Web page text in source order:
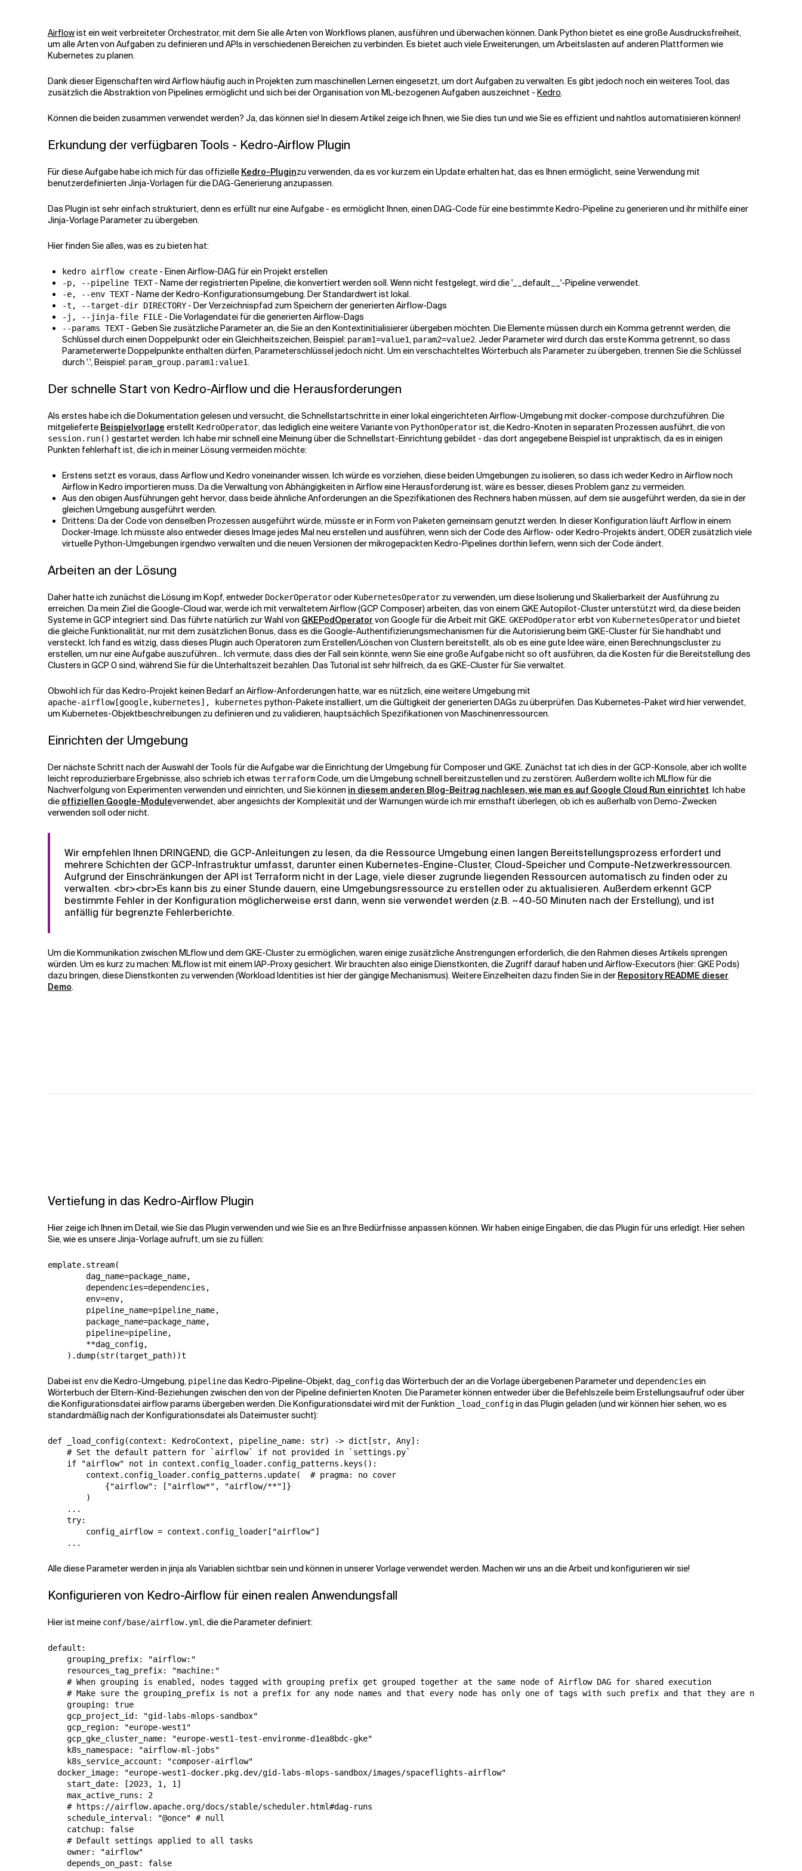
Airflowist ein weit verbreiteter Orchestrator, mit dem Sie alle Arten von Workflows planen, ausführen und überwachen können. Dank Python bietet es eine große Ausdrucksfreiheit,
um alle Arten von Aufgaben zu definieren und APIs in verschiedenen Bereichen zu verbinden. Es bietet auch viele Erweiterungen, um Arbeitslasten auf anderen Plattformen wie
Kubernetes zu planen.
Dank dieser Eigenschaften wird Airflow häufig auch in Projekten zum maschinellen Lernen eingesetzt, um dort Aufgaben zu verwalten. Es gibt jedoch noch ein weiteres Tool, das
zusätzlich die Abstraktion von Pipelines ermöglicht und sich bei der Organisation von ML-bezogenen Aufgaben auszeichnet - Kedro.
Können die beiden zusammen verwendet werden? Ja, das können sie! In diesem Artikel zeige ich Ihnen, wie Sie dies tun und wie Sie es effizient und nahtlos automatisieren können!
Erkundung der verfügbaren Tools - Kedro-Airflow Plugin
Für diese Aufgabe habe ich mich für das offizielle Kedro-Pluginzu verwenden, da es vor kurzem ein Update erhalten hat, das es Ihnen ermöglicht, seine Verwendung mit
benutzerdefinierten Jinja-Vorlagen für die DAG-Generierung anzupassen.
Das Plugin ist sehr einfach strukturiert, denn es erfüllt nur eine Aufgabe - es ermöglicht Ihnen, einen DAG-Code für eine bestimmte Kedro-Pipeline zu generieren und ihr mithilfe einer
Jinja-Vorlage Parameter zu übergeben.
Hier finden Sie alles, was es zu bieten hat:
kedro airflow create - Einen Airflow-DAG für ein Projekt erstellen
-p, --pipeline TEXT- Name der registrierten Pipeline, die konvertiert werden soll. Wenn nicht festgelegt, wird die '__default__'-Pipeline verwendet.
-e, --env TEXT- Name der Kedro-Konfigurationsumgebung. Der Standardwert ist lokal.
-t, --target-dir DIRECTORY - Der Verzeichnispfad zum Speichern der generierten Airflow-Dags
-j, --jinja-file FILE - Die Vorlagendatei für die generierten Airflow-Dags
--params TEXT- Geben Sie zusätzliche Parameter an, die Sie an den Kontextinitialisierer übergeben möchten. Die Elemente müssen durch ein Komma getrennt werden, die
Schlüssel durch einen Doppelpunkt oder ein Gleichheitszeichen, Beispiel: param1=value1, param2=value2. Jeder Parameter wird durch das erste Komma getrennt, so dass
Parameterwerte Doppelpunkte enthalten dürfen, Parameterschlüssel jedoch nicht. Um ein verschachteltes Wörterbuch als Parameter zu übergeben, trennen Sie die Schlüssel
durch '.', Beispiel: param_group.param1:value1.
Der schnelle Start von Kedro-Airflow und die Herausforderungen
Als erstes habe ich die Dokumentation gelesen und versucht, die Schnellstartschritte in einer lokal eingerichteten Airflow-Umgebung mit docker-compose durchzuführen. Die
mitgelieferte Beispielvorlage erstellt KedroOperator, das lediglich eine weitere Variante von PythonOperatorist, die Kedro-Knoten in separaten Prozessen ausführt, die von
session.run() gestartet werden. Ich habe mir schnell eine Meinung über die Schnellstart-Einrichtung gebildet - das dort angegebene Beispiel ist unpraktisch, da es in einigen
Punkten fehlerhaft ist, die ich in meiner Lösung vermeiden möchte:
Erstens setzt es voraus, dass Airflow und Kedro voneinander wissen. Ich würde es vorziehen, diese beiden Umgebungen zu isolieren, so dass ich weder Kedro in Airflow noch
Airflow in Kedro importieren muss. Da die Verwaltung von Abhängigkeiten in Airflow eine Herausforderung ist, wäre es besser, dieses Problem ganz zu vermeiden.
Aus den obigen Ausführungen geht hervor, dass beide ähnliche Anforderungen an die Spezifikationen des Rechners haben müssen, auf dem sie ausgeführt werden, da sie in der
gleichen Umgebung ausgeführt werden.
Drittens: Da der Code von denselben Prozessen ausgeführt würde, müsste er in Form von Paketen gemeinsam genutzt werden. In dieser Konfiguration läuft Airflow in einem
Docker-Image. Ich müsste also entweder dieses Image jedes Mal neu erstellen und ausführen, wenn sich der Code des Airflow- oder Kedro-Projekts ändert, ODER zusätzlich viele
virtuelle Python-Umgebungen irgendwo verwalten und die neuen Versionen der mikrogepackten Kedro-Pipelines dorthin liefern, wenn sich der Code ändert.
Arbeiten an der Lösung
Daher hatte ich zunächst die Lösung im Kopf, entweder DockerOperatoroder KubernetesOperator zu verwenden, um diese Isolierung und Skalierbarkeit der Ausführung zu
erreichen. Da mein Ziel die Google-Cloud war, werde ich mit verwaltetem Airflow (GCP Composer) arbeiten, das von einem GKE Autopilot-Cluster unterstützt wird, da diese beiden
Systeme in GCP integriert sind. Das führte natürlich zur Wahl von GKEPodOperator von Google für die Arbeit mit GKE.GKEPodOperatorerbt von KubernetesOperatorund bietet
die gleiche Funktionalität, nur mit dem zusätzlichen Bonus, dass es die Google-Authentifizierungsmechanismen für die Autorisierung beim GKE-Cluster für Sie handhabt und
versteckt. Ich fand es witzig, dass dieses Plugin auch Operatoren zum Erstellen/Löschen von Clustern bereitstellt, als ob es eine gute Idee wäre, einen Berechnungscluster zu
erstellen, um nur eine Aufgabe auszuführen... Ich vermute, dass dies der Fall sein könnte, wenn Sie eine große Aufgabe nicht so oft ausführen, da die Kosten für die Bereitstellung des
Clusters in GCP 0 sind, während Sie für die Unterhaltszeit bezahlen. Das Tutorial ist sehr hilfreich, da es GKE-Cluster für Sie verwaltet.
Obwohl ich für das Kedro-Projekt keinen Bedarf an Airflow-Anforderungen hatte, war es nützlich, eine weitere Umgebung mit
apache-airflow[google,kubernetes], kubernetes python-Pakete installiert, um die Gültigkeit der generierten DAGs zu überprüfen. Das Kubernetes-Paket wird hier verwendet,
um Kubernetes-Objektbeschreibungen zu definieren und zu validieren, hauptsächlich Spezifikationen von Maschinenressourcen.
Einrichten der Umgebung
Der nächste Schritt nach der Auswahl der Tools für die Aufgabe war die Einrichtung der Umgebung für Composer und GKE. Zunächst tat ich dies in der GCP-Konsole, aber ich wollte
leicht reproduzierbare Ergebnisse, also schrieb ich etwas terraformCode, um die Umgebung schnell bereitzustellen und zu zerstören. Außerdem wollte ich MLflow für die
Nachverfolgung von Experimenten verwenden und einrichten, und Sie können in diesem anderen Blog-Beitrag nachlesen, wie man es auf Google Cloud Run einrichtet. Ich habe
die offiziellen Google-Moduleverwendet, aber angesichts der Komplexität und der Warnungen würde ich mir ernsthaft überlegen, ob ich es außerhalb von Demo-Zwecken
verwenden soll oder nicht.
Wir empfehlen Ihnen DRINGEND, die GCP-Anleitungen zu lesen, da die Ressource Umgebung einen langen Bereitstellungsprozess erfordert und
mehrere Schichten der GCP-Infrastruktur umfasst, darunter einen Kubernetes-Engine-Cluster, Cloud-Speicher und Compute-Netzwerkressourcen.
Aufgrund der Einschränkungen der API ist Terraform nicht in der Lage, viele dieser zugrunde liegenden Ressourcen automatisch zu finden oder zu
verwalten. <br><br>Es kann bis zu einer Stunde dauern, eine Umgebungsressource zu erstellen oder zu aktualisieren. Außerdem erkennt GCP
bestimmte Fehler in der Konfiguration möglicherweise erst dann, wenn sie verwendet werden (z.B. ~40-50 Minuten nach der Erstellung), und ist
anfällig für begrenzte Fehlerberichte.
Um die Kommunikation zwischen MLflow und dem GKE-Cluster zu ermöglichen, waren einige zusätzliche Anstrengungen erforderlich, die den Rahmen dieses Artikels sprengen
würden. Um es kurz zu machen: MLflow ist mit einem IAP-Proxy gesichert. Wir brauchten also einige Dienstkonten, die Zugriff darauf haben und Airflow-Executors (hier: GKE Pods)
dazu bringen, diese Dienstkonten zu verwenden (Workload Identities ist hier der gängige Mechanismus). Weitere Einzelheiten dazu finden Sie in der Repository README dieser
Demo.
Vertiefung in das Kedro-Airflow Plugin
Hier zeige ich Ihnen im Detail, wie Sie das Plugin verwenden und wie Sie es an Ihre Bedürfnisse anpassen können. Wir haben einige Eingaben, die das Plugin für uns erledigt. Hier sehen
Sie, wie es unsere Jinja-Vorlage aufruft, um sie zu füllen:
emplate.stream(
        dag_name=package_name,
        dependencies=dependencies,
        env=env,
        pipeline_name=pipeline_name,
        package_name=package_name,
        pipeline=pipeline,
        **dag_config,
    ).dump(str(target_path))t
Dabei ist envdie Kedro-Umgebung, pipelinedas Kedro-Pipeline-Objekt,dag_configdas Wörterbuch der an die Vorlage übergebenen Parameter und dependencies ein
Wörterbuch der Eltern-Kind-Beziehungen zwischen den von der Pipeline definierten Knoten. Die Parameter können entweder über die Befehlszeile beim Erstellungsaufruf oder über
die Konfigurationsdatei airflow params übergeben werden. Die Konfigurationsdatei wird mit der Funktion
_load_configin das Plugin geladen (und wir können hier sehen, wo es
standardmäßig nach der Konfigurationsdatei als Dateimuster sucht):
def _load_config(context: KedroContext, pipeline_name: str) -> dict[str, Any]:
    # Set the default pattern for `airflow` if not provided in `settings.py`
    if "airflow" not in context.config_loader.config_patterns.keys():
        context.config_loader.config_patterns.update(  # pragma: no cover
            {"airflow": ["airflow*", "airflow/**"]}
        )
    ...
    try:
        config_airflow = context.config_loader["airflow"]
    ...
Alle diese Parameter werden in jinja als Variablen sichtbar sein und können in unserer Vorlage verwendet werden. Machen wir uns an die Arbeit und konfigurieren wir sie!
Konfigurieren von Kedro-Airflow für einen realen Anwendungsfall
Hier ist meine conf/base/airflow.yml, die die Parameter definiert:
default:
    grouping_prefix: "airflow:"
    resources_tag_prefix: "machine:"
    # When grouping is enabled, nodes tagged with grouping prefix get grouped together at the same node of Airflow DAG for shared execution
# Make sure the grouping_prefix is not a prefix for any node names and that every node has only one of tags with such prefix and that they are not
    grouping: true
    gcp_project_id: "gid-labs-mlops-sandbox"
    gcp_region: "europe-west1"
    gcp_gke_cluster_name: "europe-west1-test-environme-d1ea8bdc-gke"
    k8s_namespace: "airflow-ml-jobs"
    k8s_service_account: "composer-airflow"
  docker_image: "europe-west1-docker.pkg.dev/gid-labs-mlops-sandbox/images/spaceflights-airflow"
    start_date: [2023, 1, 1]
    max_active_runs: 2
    # https://airflow.apache.org/docs/stable/scheduler.html#dag-runs
    schedule_interval: "@once" # null
    catchup: false
    # Default settings applied to all tasks
    owner: "airflow"
    depends_on_past: false